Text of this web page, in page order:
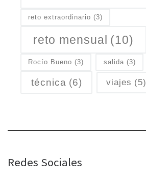
reto extraordinario (3)
reto mensual (10)
Rocío Bueno (3) salida (3)
técnica (6) viajes (5)
Redes Sociales